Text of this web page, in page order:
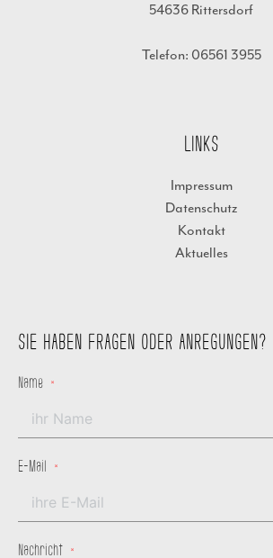
54636 Rittersdorf
Telefon: 06561 3955
LINKS
Impressum
Datenschutz
Kontakt
Aktuelles
SIE HABEN FRAGEN ODER ANREGUNGEN?
Name
E-Mail
Nachricht